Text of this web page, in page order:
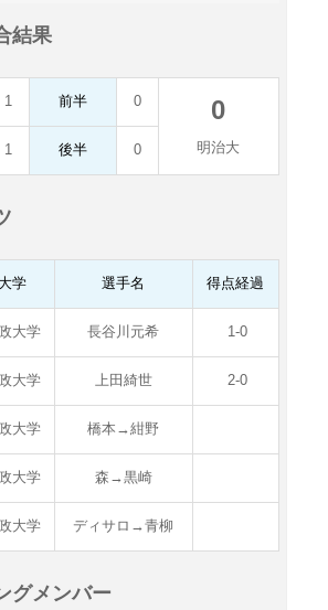
結果
1 前半 0 0
明治大
1 後半 0
大学 選手名 得点経過
大学 長谷川元希 1-0
大学 上田綺世 2-0
大学 橋本→紺野
大学 森→黒崎
大学 ディサロ→青柳
グメンバー